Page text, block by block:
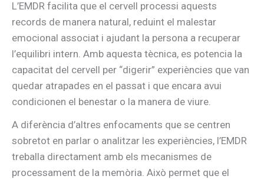
L’EMDR facilita que el cervell processi aquests
records de manera natural, reduint el malestar
emocional associat i ajudant la persona a recuperar
l’equilibri intern. Amb aquesta tècnica, es potencia la
capacitat del cervell per “digerir” experiències que van
quedar atrapades en el passat i que encara avui
condicionen el benestar o la manera de viure.
A diferència d’altres enfocaments que se centren
sobretot en parlar o analitzar les experiències, l’EMDR
treballa directament amb els mecanismes de
processament de la memòria. Això permet que el